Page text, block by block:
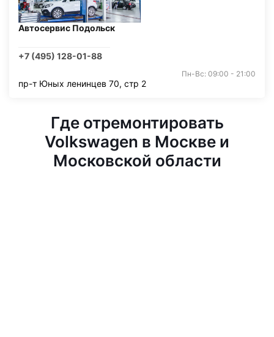
Автосервис Подольск
+7 (495) 128-01-88
Пн-Вс: 09:00 - 21:00
пр-т Юных ленинцев 70, стр 2
Где отремонтировать
Volkswagen в Москве и
Московской области